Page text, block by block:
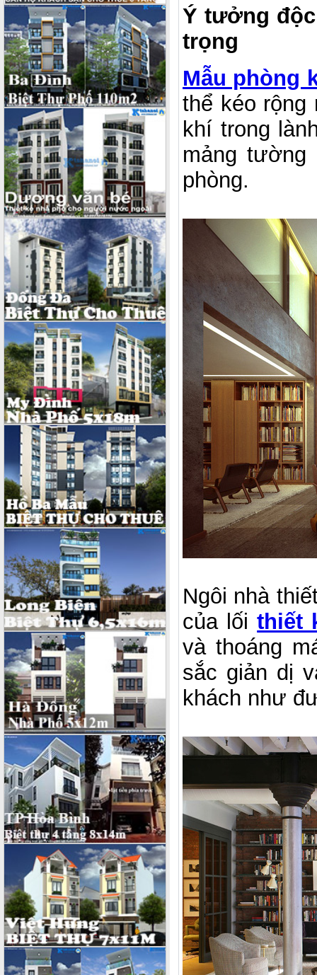
Ý tưởng
trọng
Mẫu phòng
thể kéo rộng
khí trong
mảng tường
phòng.
Ngôi nhà
của lốithiết
và thoáng
sắc giản dị
khách như